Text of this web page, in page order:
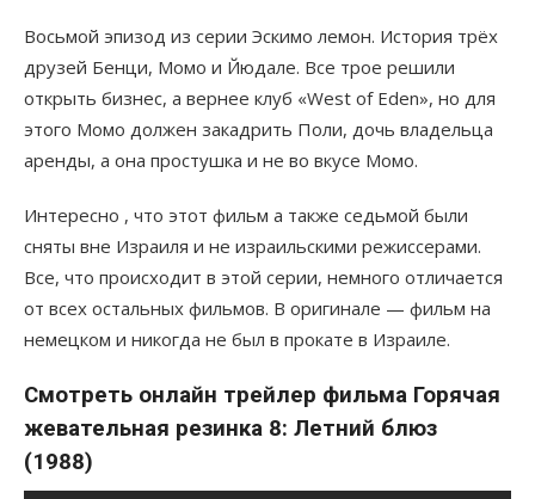
Восьмой эпизод из серии Эскимо лемон. История трёх
друзей Бенци, Момо и Йюдале. Все трое решили
открыть бизнес, а вернее клуб «West of Eden», но для
этого Момо должен закадрить Поли, дочь владельца
аренды, а она простушка и не во вкусе Момо.
Интересно , что этот фильм а также седьмой были
сняты вне Израиля и не израильскими режиссерами.
Все, что происходит в этой серии, немного отличается
от всех остальных фильмов. В оригинале — фильм на
немецком и никогда не был в прокате в Израиле.
Смотреть онлайн трейлер фильма Горячая
жевательная резинка 8: Летний блюз
(1988)